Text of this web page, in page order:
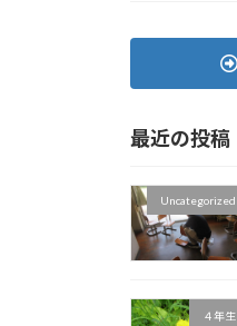
最近の投稿
Uncategorized
４年生